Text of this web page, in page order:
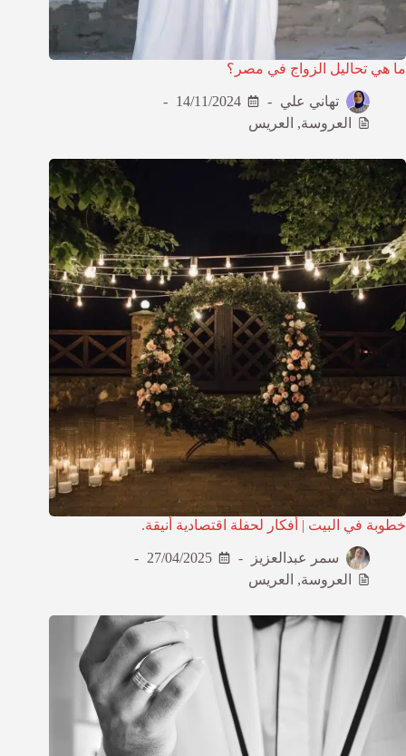
ما هي تحاليل الزواج في مصر؟
تهاني علي
14/11/2024
العروسة, العريس
خطوبة في البيت | أفكار لحفلة اقتصادية أنيقة.
سمر عبدالعزيز
27/04/2025
العروسة, العريس